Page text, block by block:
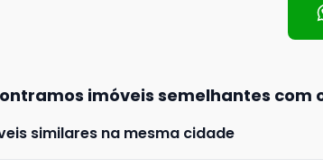
imóveis semelhantes com
similares na mesma cidade